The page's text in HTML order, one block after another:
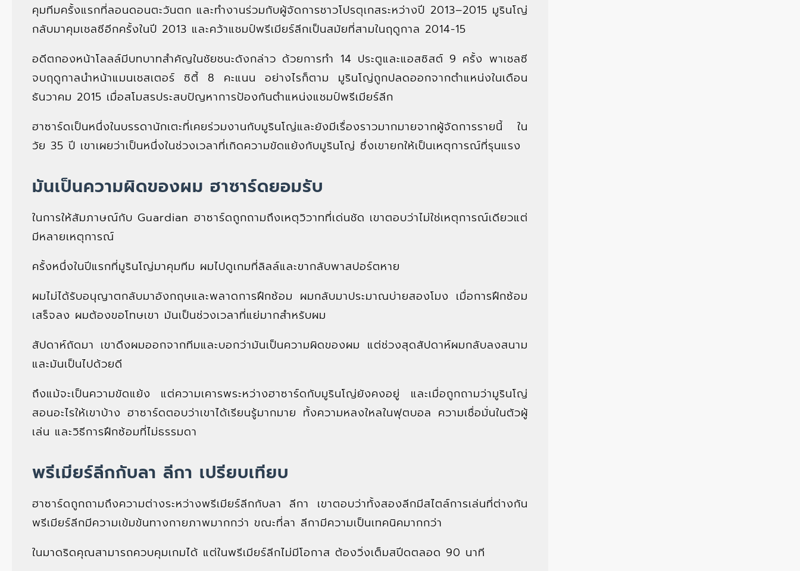
คุมทีมครั้งแรกที่ลอนดอนตะวันตก และทำงานร่วมกับผู้จัดการชาวโปรตุเกสระหว่างปี 2013–2015 มูรินโญ่
กลับมาคุมเชลซีอีกครั้งในปี 2013 และคว้าแชมป์พรีเมียร์ลีกเป็นสมัยที่สามในฤดูกาล 2014-15
อดีตกองหน้าโลลล์มีบทบาทสำคัญในชัยชนะดังกล่าว ด้วยการทำ 14 ประตูและแอสซิสต์ 9 ครั้ง พาเชลซี
จบฤดูกาลนำหน้าแมนเชสเตอร์ ซิตี้ 8 คะแนน อย่างไรก็ตาม มูรินโญ่ถูกปลดออกจากตำแหน่งในเดือน
ธันวาคม 2015 เมื่อสโมสรประสบปัญหาการป้องกันตำแหน่งแชมป์พรีเมียร์ลีก
ฮาซาร์ดเป็นหนึ่งในบรรดานักเตะที่เคยร่วมงานกับมูรินโญ่และยังมีเรื่องราวมากมายจากผู้จัดการรายนี้ ใน
วัย 35 ปี เขาเผยว่าเป็นหนึ่งในช่วงเวลาที่เกิดความขัดแย้งกับมูรินโญ่ ซึ่งเขายกให้เป็นเหตุการณ์ที่รุนแรง
มันเป็นความผิดของผม ฮาซาร์ดยอมรับ
ในการให้สัมภาษณ์กับ Guardian ฮาซาร์ดถูกถามถึงเหตุวิวาทที่เด่นชัด เขาตอบว่าไม่ใช่เหตุการณ์เดียวแต่
มีหลายเหตุการณ์
ครั้งหนึ่งในปีแรกที่มูรินโญ่มาคุมทีม ผมไปดูเกมที่ลิลล์และขากลับพาสปอร์ตหาย
ผมไม่ได้รับอนุญาตกลับมาอังกฤษและพลาดการฝึกซ้อม ผมกลับมาประมาณบ่ายสองโมง เมื่อการฝึกซ้อม
เสร็จลง ผมต้องขอโทษเขา มันเป็นช่วงเวลาที่แย่มากสำหรับผม
สัปดาห์ถัดมา เขาดึงผมออกจากทีมและบอกว่ามันเป็นความผิดของผม แต่ช่วงสุดสัปดาห์ผมกลับลงสนาม
และมันเป็นไปด้วยดี
ถึงแม้จะเป็นความขัดแย้ง แต่ความเคารพระหว่างฮาซาร์ดกับมูรินโญ่ยังคงอยู่ และเมื่อถูกถามว่ามูรินโญ่
สอนอะไรให้เขาบ้าง ฮาซาร์ดตอบว่าเขาได้เรียนรู้มากมาย ทั้งความหลงใหลในฟุตบอล ความเชื่อมั่นในตัวผู้
เล่น และวิธีการฝึกซ้อมที่ไม่ธรรมดา
พรีเมียร์ลีกกับลา ลีกา เปรียบเทียบ
ฮาซาร์ดถูกถามถึงความต่างระหว่างพรีเมียร์ลีกกับลา ลีกา เขาตอบว่าทั้งสองลีกมีสไตล์การเล่นที่ต่างกัน
พรีเมียร์ลีกมีความเข้มข้นทางกายภาพมากกว่า ขณะที่ลา ลีกามีความเป็นเทคนิคมากกว่า
ในมาดริดคุณสามารถควบคุมเกมได้ แต่ในพรีเมียร์ลีกไม่มีโอกาส ต้องวิ่งเต็มสปีดตลอด 90 นาที